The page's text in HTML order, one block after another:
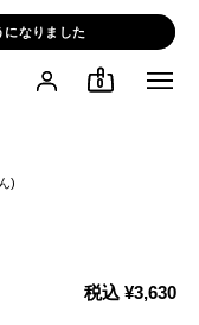
になりました
0
税込 ¥3,630